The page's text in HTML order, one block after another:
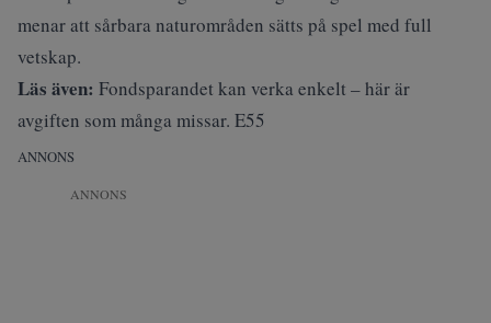
menar att sårbara naturområden sätts på spel med full
vetskap.
Läs även: Fondsparandet kan verka enkelt – här är
avgiften som många missar. E55
ANNONS
ANNONS